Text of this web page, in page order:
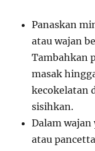
Panaskan
atau wajan
Tambahkan
masak
kecokelatan
sisihkan.
Dalam wajan
atau